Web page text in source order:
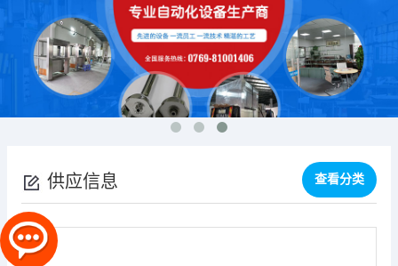
供应信息 查看分类